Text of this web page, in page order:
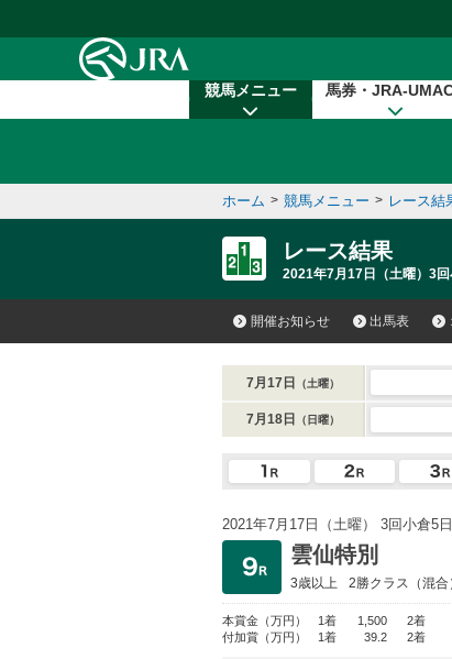
競馬メニュー 馬券・JRA-
ホーム > 競馬メニュー > レース結
レース結果
2021年7月17日（土曜）3
開催お知らせ 出馬表
7月17日 （土曜）
7月18日 （日曜）
2021年7月17日（土曜） 3回小倉5日
雲仙特別
3歳以上 2勝クラス （混合
本賞金 （万円） 1着 1,500 2着
付加賞 （万円） 1着 39.2 2着